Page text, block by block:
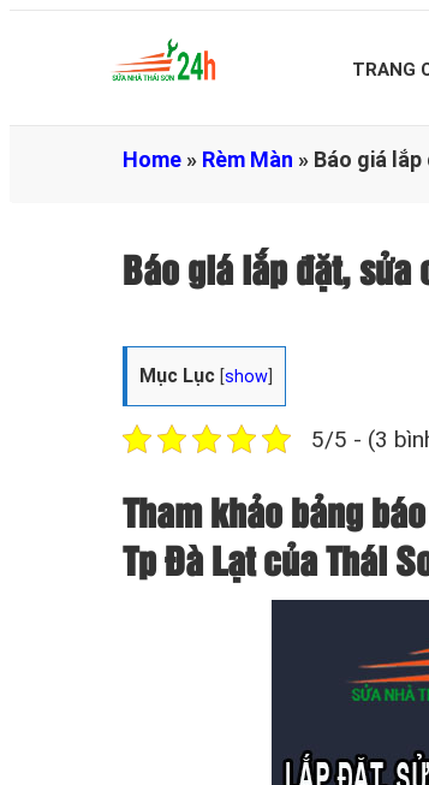
TRANG
Home » Rèm Màn » Báo giá
Báo giá lắp đặt, sửa
Mục Lục [show
5/5 - (3
Tham khảo bảng
Tp Đà Lạt của Thái